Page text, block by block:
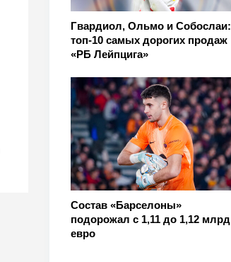
Гвардиол, Ольмо и Собослаи:
топ-10 самых дорогих продаж
«РБ Лейпцига»
Состав «Барселоны»
подорожал с 1,11 до 1,12 млрд
евро